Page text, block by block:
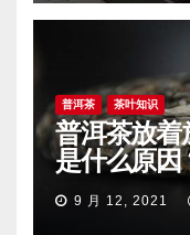
普洱茶 茶叶知识
普洱茶放着
是什么原因
9 月 12, 2021